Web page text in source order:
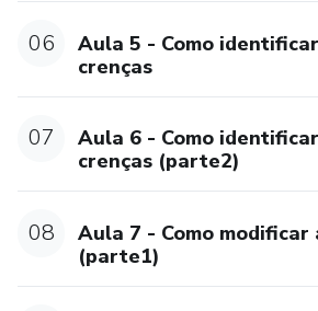
06
Aula 5 - Como
crenças
07
Aula 6 - Como
crenças (parte2)
08
Aula 7 - Como modificar
(parte1)